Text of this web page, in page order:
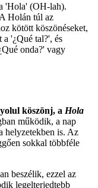
'Hola' (OH-lah).
Holán túl az
kötött köszönéseket,
'¿Qué tal?', és
onda?' vagy
köszönj, a Hola
működik, a nap
helyzetekben is. Az
sokkal többféle
beszélik, ezzel az
legelterjedtebb